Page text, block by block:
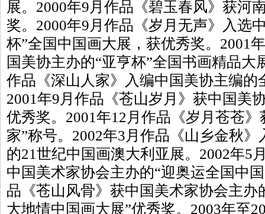
展。2000年9月作品《碧玉春风》获河
奖。2000年9月作品《岁月无声》入选
杯”全国中国画大展，获优秀奖。2001
国美协主办的“亚亨杯”全国书画精品大
作品《深山人家》入编中国美协主编的
2001年9月作品《苍山岁月》获中国美
优秀奖。2001年12月作品《岁月苍苍
家”称号。2002年3月作品《山乡金秋
的21世纪中国画澳大利亚展。2002年5
中国美术家协会主办的“迎奥运全国中
品《苍山风骨》获中国美术家协会主办
大地情中国画大展”优秀奖。2003年至